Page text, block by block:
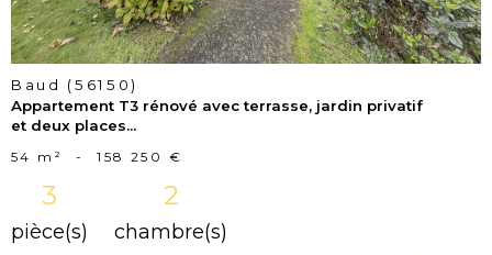
Baud (56150)
Appartement T3 rénové avec terrasse, jardin privatif
et deux places...
54 m² - 158 250 €
3
pièce(s)
2
chambre(s)